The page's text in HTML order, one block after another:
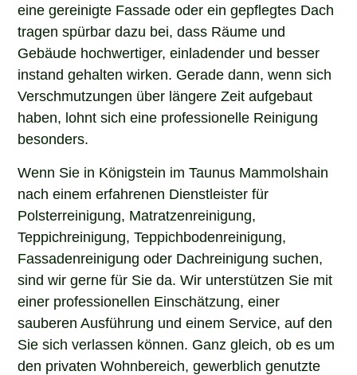
eine gereinigte Fassade oder ein gepflegtes Dach
tragen spürbar dazu bei, dass Räume und
Gebäude hochwertiger, einladender und besser
instand gehalten wirken. Gerade dann, wenn sich
Verschmutzungen über längere Zeit aufgebaut
haben, lohnt sich eine professionelle Reinigung
besonders.
Wenn Sie in Königstein im Taunus Mammolshain
nach einem erfahrenen Dienstleister für
Polsterreinigung, Matratzenreinigung,
Teppichreinigung, Teppichbodenreinigung,
Fassadenreinigung oder Dachreinigung suchen,
sind wir gerne für Sie da. Wir unterstützen Sie mit
einer professionellen Einschätzung, einer
sauberen Ausführung und einem Service, auf den
Sie sich verlassen können. Ganz gleich, ob es um
den privaten Wohnbereich, gewerblich genutzte